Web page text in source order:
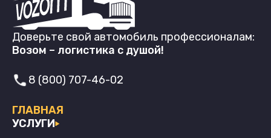
Доверьте свой автомобиль профессионалам:
Возом – логистика с душой!
ГЛАВНАЯ
УСЛУГИ
8 (800) 707-46-02